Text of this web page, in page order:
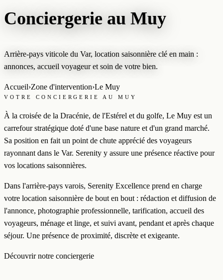
Conciergerie au Muy
Arrière-pays viticole du Var, location saisonnière clé en main :
annonces, accueil voyageur et soin de votre bien.
Accueil›Zone d'intervention›Le Muy
VOTRE CONCIERGERIE AU MUY
À la croisée de la Dracénie, de l'Estérel et du golfe, Le Muy est un
carrefour stratégique doté d'une base nature et d'un grand marché.
Sa position en fait un point de chute apprécié des voyageurs
rayonnant dans le Var. Serenity y assure une présence réactive pour
vos locations saisonnières.
Dans l'arrière-pays varois, Serenity Excellence prend en charge
votre location saisonnière de bout en bout : rédaction et diffusion de
l'annonce, photographie professionnelle, tarification, accueil des
voyageurs, ménage et linge, et suivi avant, pendant et après chaque
séjour. Une présence de proximité, discrète et exigeante.
Découvrir notre conciergerie